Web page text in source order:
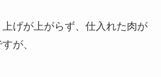
げが上がらず、仕入れた肉が
が、